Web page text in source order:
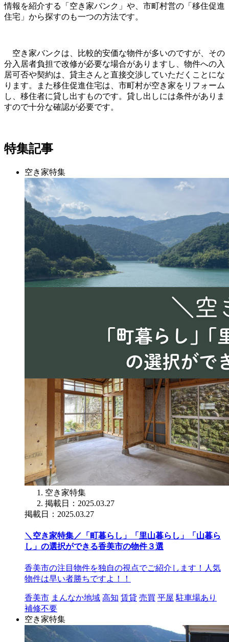
情報を紹介する「空き家バンク」や、市町村営の「移住促進
住宅」から探すのも一つの方法です。
空き家バンクは、比較的安価な物件が多いのですが、その
分入居者負担で改修が必要な場合がありますし、物件への入
居可否や契約は、貸主さんと直接交渉していただくことにな
ります。また移住促進住宅は、市町村が空き家をリフォーム
し、移住者に貸し出すものです。貸し出しには条件がありま
すので十分な確認が必要です。
特集記事
空き家特集
空き家特集
掲載日：2025.03.27
掲載日：2025.03.27
＼空き家特集／「町暮らし」「里山暮らし」「山暮ら
し」の選択ができる香美市の物件３選
香美市の注目物件を独自の視点でご紹介します！人気
物件は早い者勝ちですよ！！
香美市 まんなか地域 高知 賃貸 売買 平屋 駐車場あり
補修不要
空き家特集